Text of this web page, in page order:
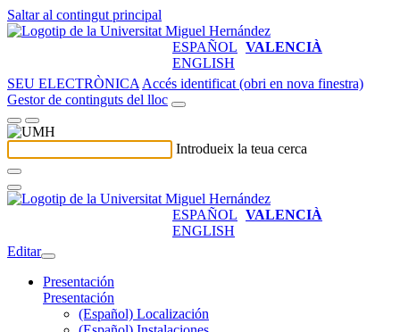
Saltar al contingut principal
ESPAÑOL VALENCIÀ
ENGLISH
SEU ELECTRÒNICA Accés identificat (obri en nova finestra)
Gestor de continguts del lloc
Introdueix la teua cerca
ESPAÑOL VALENCIÀ
ENGLISH
Editar
Presentación
Presentación
(Español) Localización